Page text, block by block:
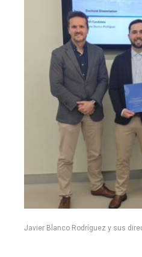
Javier Blanco Rodríguez y sus